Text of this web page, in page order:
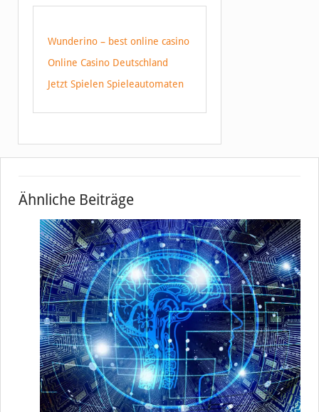
Wunderino – best online casino
Online Casino Deutschland
Jetzt Spielen Spieleautomaten
Ähnliche Beiträge